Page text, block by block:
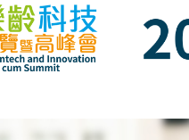
November 2018, Venue: